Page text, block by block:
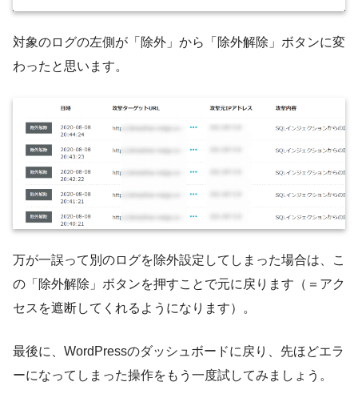
対象のログの左側が「除外」から「除外解除」ボタンに変
わったと思います。
万が一誤って別のログを除外設定してしまった場合は、こ
の「除外解除」ボタンを押すことで元に戻ります（＝アク
セスを遮断してくれるようになります）。
最後に、WordPressのダッシュボードに戻り、先ほどエラ
ーになってしまった操作をもう一度試してみましょう。